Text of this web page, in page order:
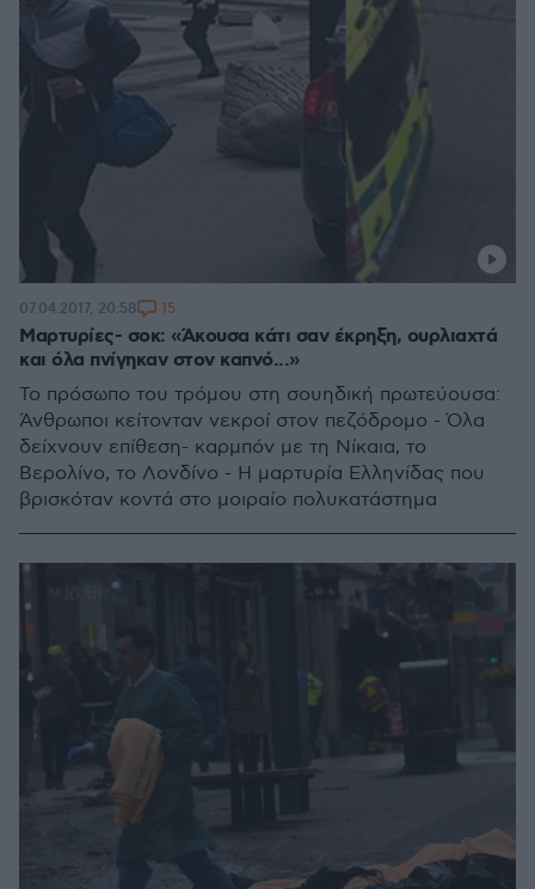
Μαρτυρίες- σοκ: «Άκουσα κάτι σαν έκρηξη, ουρλιαχτά
και όλα πνίγηκαν στον καπνό...»
Το πρόσωπο του τρόμου στη σουηδική πρωτεύουσα:
Άνθρωποι κείτονταν νεκροί στον πεζόδρομο - Όλα
δείχνουν επίθεση- καρμπόν με τη Νίκαια, το
Βερολίνο, το Λονδίνο - Η μαρτυρία Ελληνίδας που
βρισκόταν κοντά στο μοιραίο πολυκατάστημα
07.04.2017, 20:58 15